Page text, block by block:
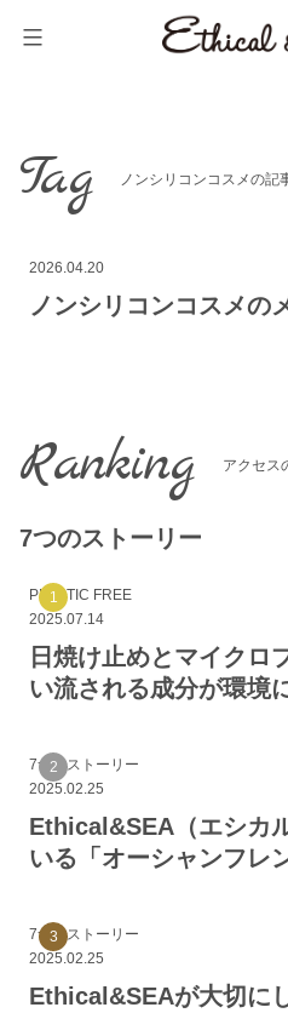
Tag ノンシリコンコスメの記
2026.04.20
ノンシリコンコスメの
Ranking アクセス
7つのストーリー
PLASTIC FREE
2025.07.14
日焼け止めとマイクロ
い流される成分が環境
7つのストーリー
2025.02.25
Ethical&SEA（エシカ
いる「オーシャンフレ
7つのストーリー
2025.02.25
Ethical&SEAが大切に